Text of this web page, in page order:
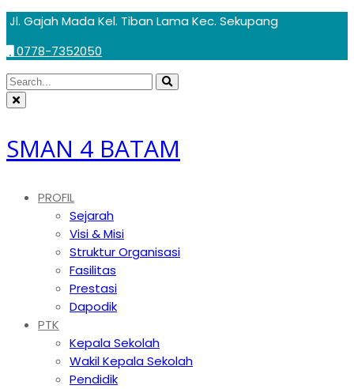
Skip
content
Jl. Gajah Mada Kel. Tiban Lama Kec. Sekupang
0778-7352050
Circular
focus
Search
for:
Search
Circular
focus
SMAN 4 BATAM
PROFIL
Sejarah
Visi & Misi
Struktur Organisasi
Fasilitas
Prestasi
Dapodik
PTK
Kepala Sekolah
Wakil Kepala Sekolah
Pendidik